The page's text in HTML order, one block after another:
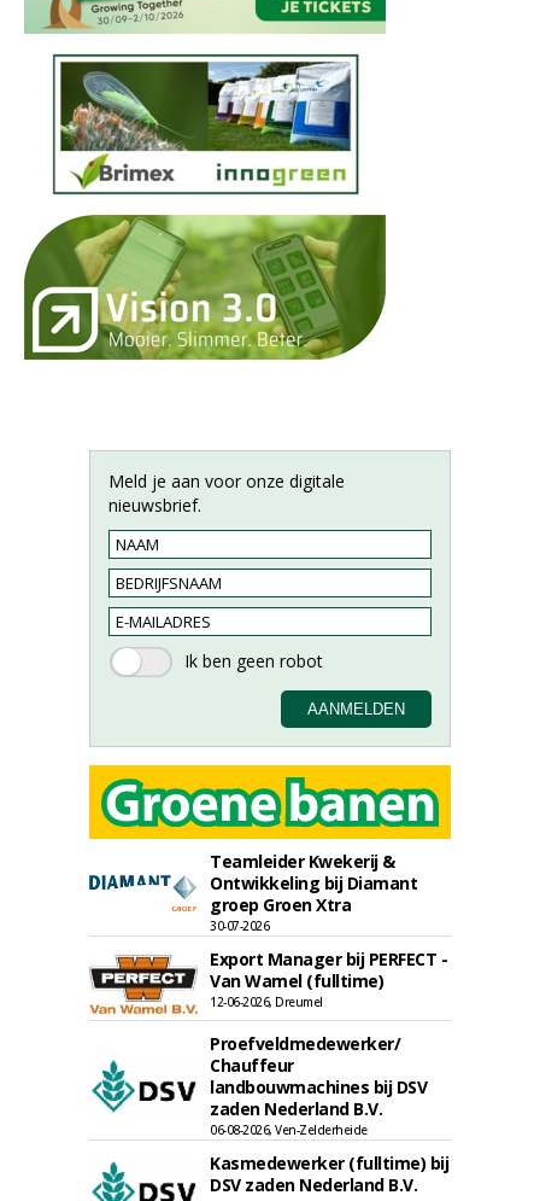
Meld je aan voor onze digitale
nieuwsbrief.
Teamleider Kwekerij &
Ontwikkeling bij Diamant
groep Groen Xtra
30-07-2026
Export Manager bij PERFECT -
Van Wamel (fulltime)
12-06-2026, Dreumel
Proefveldmedewerker/
Chauffeur
landbouwmachines bij DSV
zaden Nederland B.V.
06-08-2026, Ven-Zelderheide
Kasmedewerker (fulltime) bij
DSV zaden Nederland B.V.